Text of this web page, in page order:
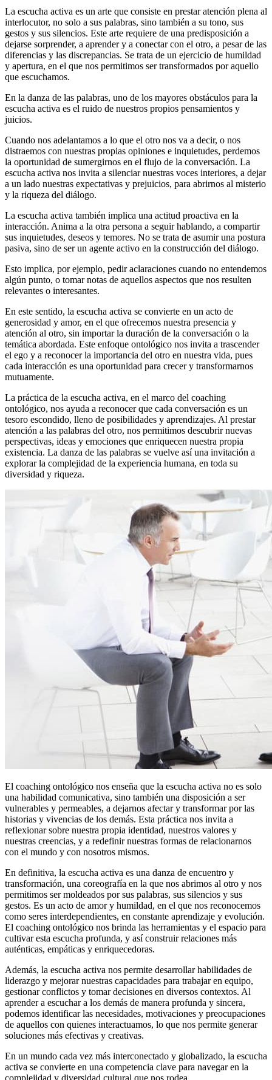
La escucha activa es un arte que consiste en prestar atención plena al
interlocutor, no solo a sus palabras, sino también a su tono, sus
gestos y sus silencios. Este arte requiere de una predisposición a
dejarse sorprender, a aprender y a conectar con el otro, a pesar de las
diferencias y las discrepancias. Se trata de un ejercicio de humildad
y apertura, en el que nos permitimos ser transformados por aquello
que escuchamos.
En la danza de las palabras, uno de los mayores obstáculos para la
escucha activa es el ruido de nuestros propios pensamientos y
juicios.
Cuando nos adelantamos a lo que el otro nos va a decir, o nos
distraemos con nuestras propias opiniones e inquietudes, perdemos
la oportunidad de sumergirnos en el flujo de la conversación. La
escucha activa nos invita a silenciar nuestras voces interiores, a dejar
a un lado nuestras expectativas y prejuicios, para abrirnos al misterio
y la riqueza del diálogo.
La escucha activa también implica una actitud proactiva en la
interacción. Anima a la otra persona a seguir hablando, a compartir
sus inquietudes, deseos y temores. No se trata de asumir una postura
pasiva, sino de ser un agente activo en la construcción del diálogo.
Esto implica, por ejemplo, pedir aclaraciones cuando no entendemos
algún punto, o tomar notas de aquellos aspectos que nos resulten
relevantes o interesantes.
En este sentido, la escucha activa se convierte en un acto de
generosidad y amor, en el que ofrecemos nuestra presencia y
atención al otro, sin importar la duración de la conversación o la
temática abordada. Este enfoque ontológico nos invita a trascender
el ego y a reconocer la importancia del otro en nuestra vida, pues
cada interacción es una oportunidad para crecer y transformarnos
mutuamente.
La práctica de la escucha activa, en el marco del coaching
ontológico, nos ayuda a reconocer que cada conversación es un
tesoro escondido, lleno de posibilidades y aprendizajes. Al prestar
atención a las palabras del otro, nos permitimos descubrir nuevas
perspectivas, ideas y emociones que enriquecen nuestra propia
existencia. La danza de las palabras se vuelve así una invitación a
explorar la complejidad de la experiencia humana, en toda su
diversidad y riqueza.
El coaching ontológico nos enseña que la escucha activa no es solo
una habilidad comunicativa, sino también una disposición a ser
vulnerables y permeables, a dejarnos afectar y transformar por las
historias y vivencias de los demás. Esta práctica nos invita a
reflexionar sobre nuestra propia identidad, nuestros valores y
nuestras creencias, y a redefinir nuestras formas de relacionarnos
con el mundo y con nosotros mismos.
En definitiva, la escucha activa es una danza de encuentro y
transformación, una coreografía en la que nos abrimos al otro y nos
permitimos ser moldeados por sus palabras, sus silencios y sus
gestos. Es un acto de amor y humildad, en el que nos reconocemos
como seres interdependientes, en constante aprendizaje y evolución.
El coaching ontológico nos brinda las herramientas y el espacio para
cultivar esta escucha profunda, y así construir relaciones más
auténticas, empáticas y enriquecedoras.
Además, la escucha activa nos permite desarrollar habilidades de
liderazgo y mejorar nuestras capacidades para trabajar en equipo,
gestionar conflictos y tomar decisiones en diversos contextos. Al
aprender a escuchar a los demás de manera profunda y sincera,
podemos identificar las necesidades, motivaciones y preocupaciones
de aquellos con quienes interactuamos, lo que nos permite generar
soluciones más efectivas y creativas.
En un mundo cada vez más interconectado y globalizado, la escucha
activa se convierte en una competencia clave para navegar en la
complejidad y diversidad cultural que nos rodea.